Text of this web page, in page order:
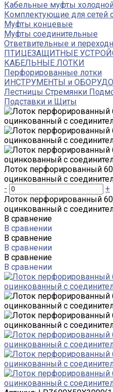
Кабельные муфты
Комплектующие для сетей
Муфты концевые
Муфты соединительные
Ответвительные и
ПТИЦЕЗАЩИТНЫЕ
КАБЕЛЬНЫЕ ЛОТКИ
Перфорированные лотки
ИНСТРУМЕНТЫ и
Лестницы Стремянки
Подставки и Щиты
Лоток перфорированный
оцинкованный с
-
+
Лоток перфорированный
оцинкованный с
В сравнение
В сравнении
В сравнение
В сравнении
В сравнение
В сравнении